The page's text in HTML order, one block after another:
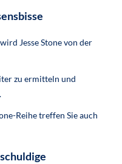
Jesse Stone von der
zu ermitteln und
Reihe treffen Sie auch